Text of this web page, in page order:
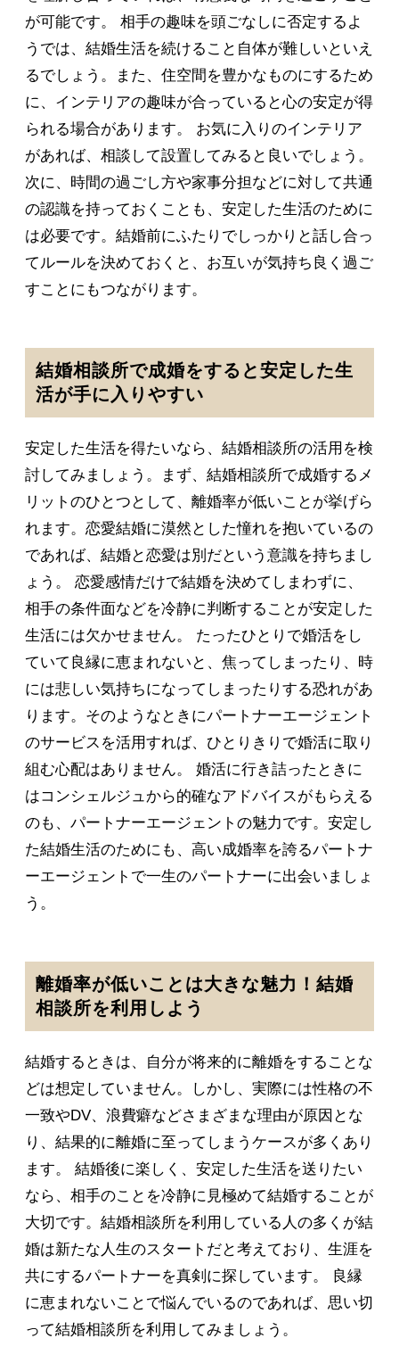
が可能です。 相手の趣味を頭ごなしに否定するよ
うでは、結婚生活を続けること自体が難しいといえ
るでしょう。また、住空間を豊かなものにするため
に、インテリアの趣味が合っていると心の安定が得
られる場合があります。 お気に入りのインテリア
があれば、相談して設置してみると良いでしょう。
次に、時間の過ごし方や家事分担などに対して共通
の認識を持っておくことも、安定した生活のために
は必要です。結婚前にふたりでしっかりと話し合っ
てルールを決めておくと、お互いが気持ち良く過ご
すことにもつながります。
結婚相談所で成婚をすると安定した生
活が手に入りやすい
安定した生活を得たいなら、結婚相談所の活用を検
討してみましょう。まず、結婚相談所で成婚するメ
リットのひとつとして、離婚率が低いことが挙げら
れます。恋愛結婚に漠然とした憧れを抱いているの
であれば、結婚と恋愛は別だという意識を持ちまし
ょう。 恋愛感情だけで結婚を決めてしまわずに、
相手の条件面などを冷静に判断することが安定した
生活には欠かせません。 たったひとりで婚活をし
ていて良縁に恵まれないと、焦ってしまったり、時
には悲しい気持ちになってしまったりする恐れがあ
ります。そのようなときにパートナーエージェント
のサービスを活用すれば、ひとりきりで婚活に取り
組む心配はありません。 婚活に行き詰ったときに
はコンシェルジュから的確なアドバイスがもらえる
のも、パートナーエージェントの魅力です。安定し
た結婚生活のためにも、高い成婚率を誇るパートナ
ーエージェントで一生のパートナーに出会いましょ
う。
離婚率が低いことは大きな魅力！結婚
相談所を利用しよう
結婚するときは、自分が将来的に離婚をすることな
どは想定していません。しかし、実際には性格の不
一致やDV、浪費癖などさまざまな理由が原因とな
り、結果的に離婚に至ってしまうケースが多くあり
ます。 結婚後に楽しく、安定した生活を送りたい
なら、相手のことを冷静に見極めて結婚することが
大切です。結婚相談所を利用している人の多くが結
婚は新たな人生のスタートだと考えており、生涯を
共にするパートナーを真剣に探しています。 良縁
に恵まれないことで悩んでいるのであれば、思い切
って結婚相談所を利用してみましょう。